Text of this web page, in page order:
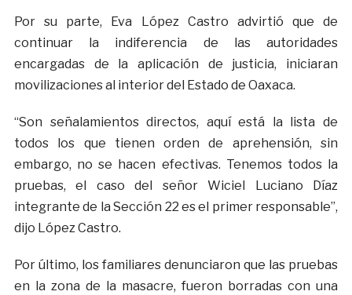
Por su parte, Eva López Castro advirtió que de
continuar la indiferencia de las autoridades
encargadas de la aplicación de justicia, iniciaran
movilizaciones al interior del Estado de Oaxaca.
“Son señalamientos directos, aquí está la lista de
todos los que tienen orden de aprehensión, sin
embargo, no se hacen efectivas. Tenemos todos la
pruebas, el caso del señor Wiciel Luciano Díaz
integrante de la Sección 22 es el primer responsable”,
dijo López Castro.
Por último, los familiares denunciaron que las pruebas
en la zona de la masacre, fueron borradas con una